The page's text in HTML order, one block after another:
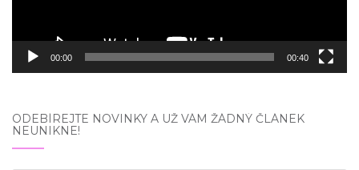
00:00 00:40
ODEBÍREJTE NOVINKY A UŽ VÁM ŽÁDNÝ ČLÁNEK
NEUNIKNE!